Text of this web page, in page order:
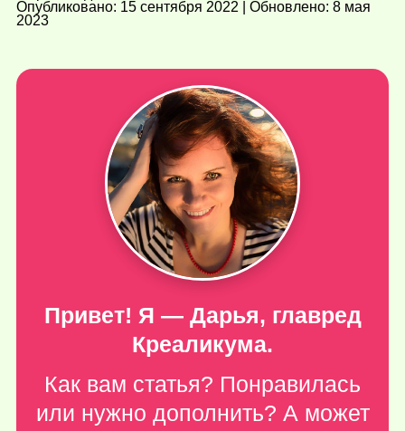
Опубликовано: 15 сентября 2022 | Обновлено: 8 мая
2023
Привет! Я — Дарья, главред
Креаликума.
Как вам статья? Понравилась
или нужно дополнить? А может